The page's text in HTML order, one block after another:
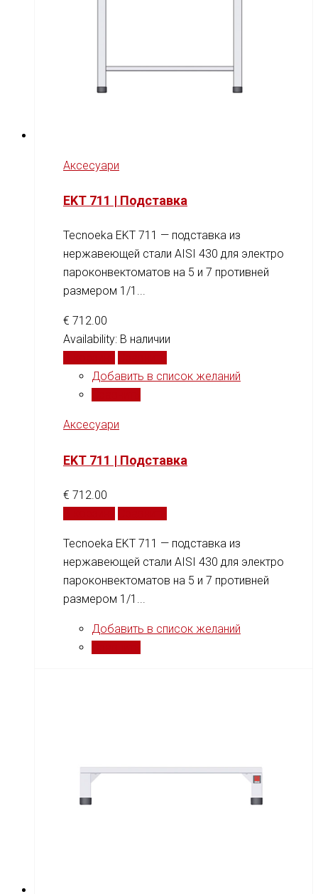
Аксесуари
EKT 711 | Подставка
Tecnoeka EKT 711 — подставка из
нержавеющей стали AISI 430 для электро
пароконвектоматов на 5 и 7 противней
размером 1/1...
€ 712.00
Availability: В наличии
Добавить в список желаний
Аксесуари
EKT 711 | Подставка
€ 712.00
Tecnoeka EKT 711 — подставка из
нержавеющей стали AISI 430 для электро
пароконвектоматов на 5 и 7 противней
размером 1/1...
Добавить в список желаний